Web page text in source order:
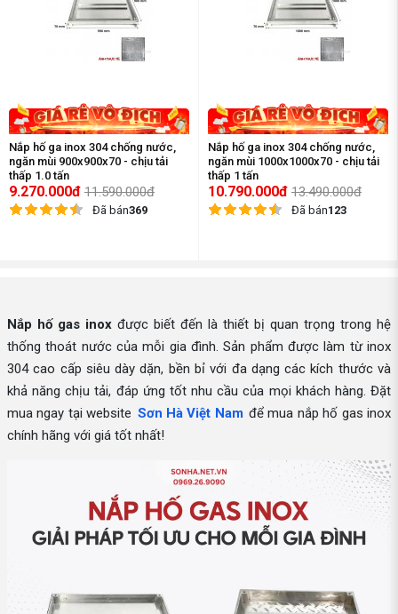
Nắp hố ga inox 304 chống nước,
ngăn mùi 900x900x70 - chịu tải
thấp 1.0 tấn
9.270.000đ 11.590.000đ
Đã bán369
Nắp hố ga inox 304 chống nước,
ngăn mùi 1000x1000x70 - chịu tải
thấp 1 tấn
10.790.000đ 13.490.000đ
Đã bán123
Nắp hố gas inox được biết đến là thiết bị quan trọng trong hệ
thống thoát nước của mỗi gia đình. Sản phẩm được làm từ inox
304 cao cấp siêu dày dặn, bền bỉ với đa dạng các kích thước và
khả năng chịu tải, đáp ứng tốt nhu cầu của mọi khách hàng. Đặt
mua ngay tại website Sơn Hà Việt Nam để mua nắp hố gas inox
chính hãng với giá tốt nhất!